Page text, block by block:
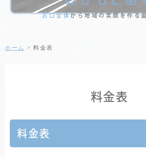
お口全体から地域の笑顔を作る
ホーム > 料金表
料金表
料金表